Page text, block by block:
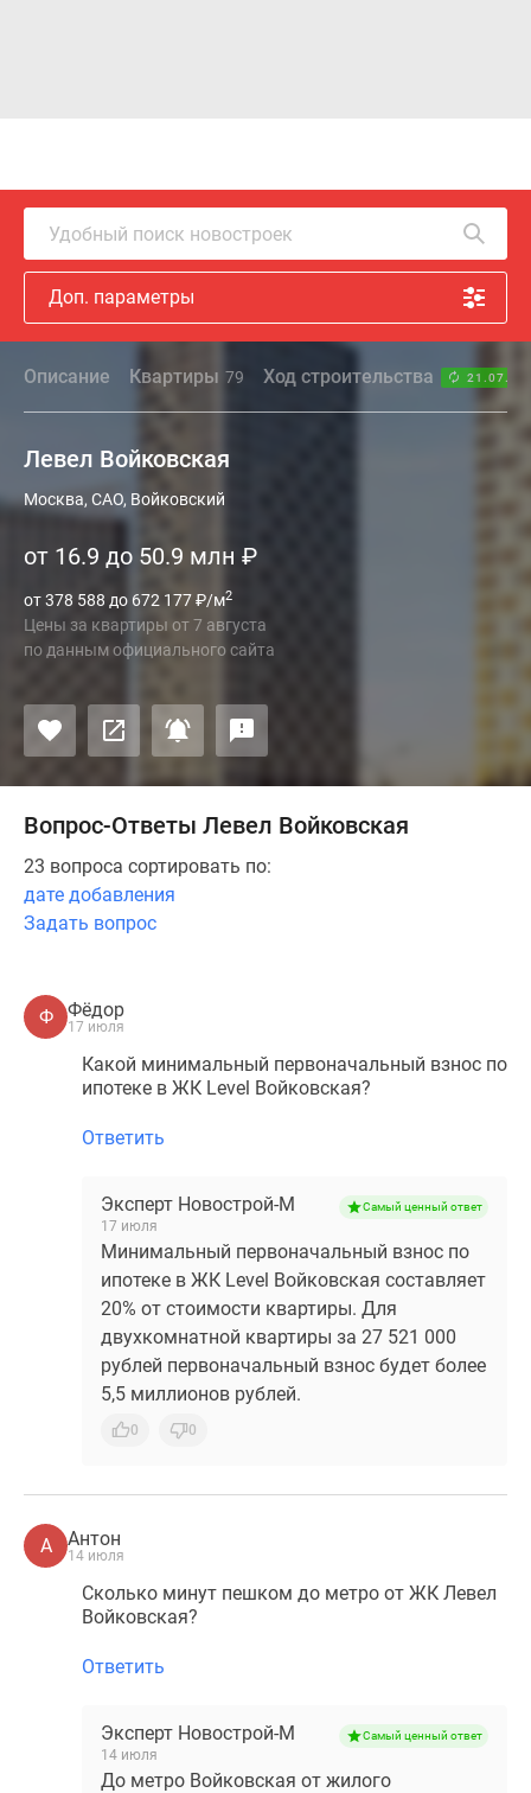
Удобный поиск новостроек
Доп. параметры
Описание Квартиры 79 Ход строительства 21.07.26
Левел Войковская
Москва, САО, Войковский
от 16.9 до 50.9 млн ₽
от 378 588 до 672 177₽/м2
Цены за квартиры от7 августа
по данным официального сайта
Вопрос-Ответы Левел Войковская
23 вопроса сортировать по:
дате добавления
Задать вопрос
Ф Фёдор
17 июля
Какой минимальный первоначальный взнос по
ипотеке в ЖК Level Войковская?
Ответить
Эксперт Новострой-М
17 июля
Самый ценный ответ
Минимальный первоначальный взнос по
ипотеке в ЖК Level Войковская составляет
20% от стоимости квартиры. Для
двухкомнатной квартиры за 27 521 000
рублей первоначальный взнос будет более
5,5 миллионов рублей.
0 0
А Антон
14 июля
Сколько минут пешком до метро от ЖК Левел
Войковская?
Ответить
Эксперт Новострой-М
14 июля
Самый ценный ответ
До метро Войковская от жилого